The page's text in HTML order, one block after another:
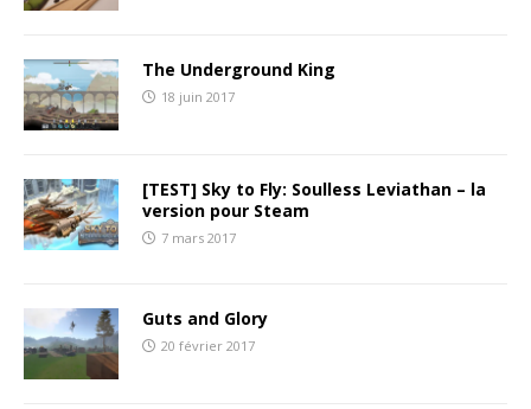
The Underground King
18 juin 2017
[TEST] Sky to Fly: Soulless Leviathan – la
version pour Steam
7 mars 2017
Guts and Glory
20 février 2017